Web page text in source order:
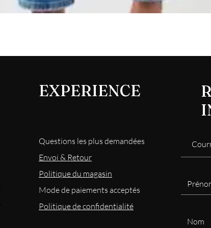
EXPERIENCE
Questions les plus demandées
Envoi & Retour
Politique du magasin
Modede paiements acceptés
Politique de confidentialité